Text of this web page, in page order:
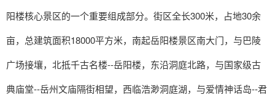
阳楼核心景区的一个重要组成部分。街区全长300米，占地30余
亩，总建筑面积18000平方米，南起岳阳楼景区南大门，与巴陵
广场接壤，北抵千古名楼--岳阳楼，东沿洞庭北路，与国家级古
典庙堂--岳州文庙隔街相望，西临浩渺洞庭湖，与爱情神话岛--君